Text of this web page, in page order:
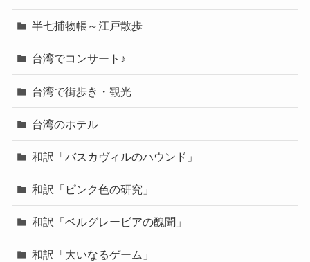
半七捕物帳～江戸散歩
台湾でコンサート♪
台湾で街歩き・観光
台湾のホテル
和訳「バスカヴィルのハウンド」
和訳「ピンク色の研究」
和訳「ベルグレービアの醜聞」
和訳「大いなるゲーム」